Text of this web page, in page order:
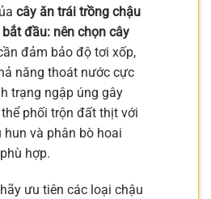
cây ăn trái trồng chậu
đầu: nên chọn cây
đảm bảo độ tơi xốp,
năng thoát nước cực
trạng ngập úng gây
phối trộn đất thịt với
hun và phân bò hoai
hợp.
ưu tiên các loại chậu